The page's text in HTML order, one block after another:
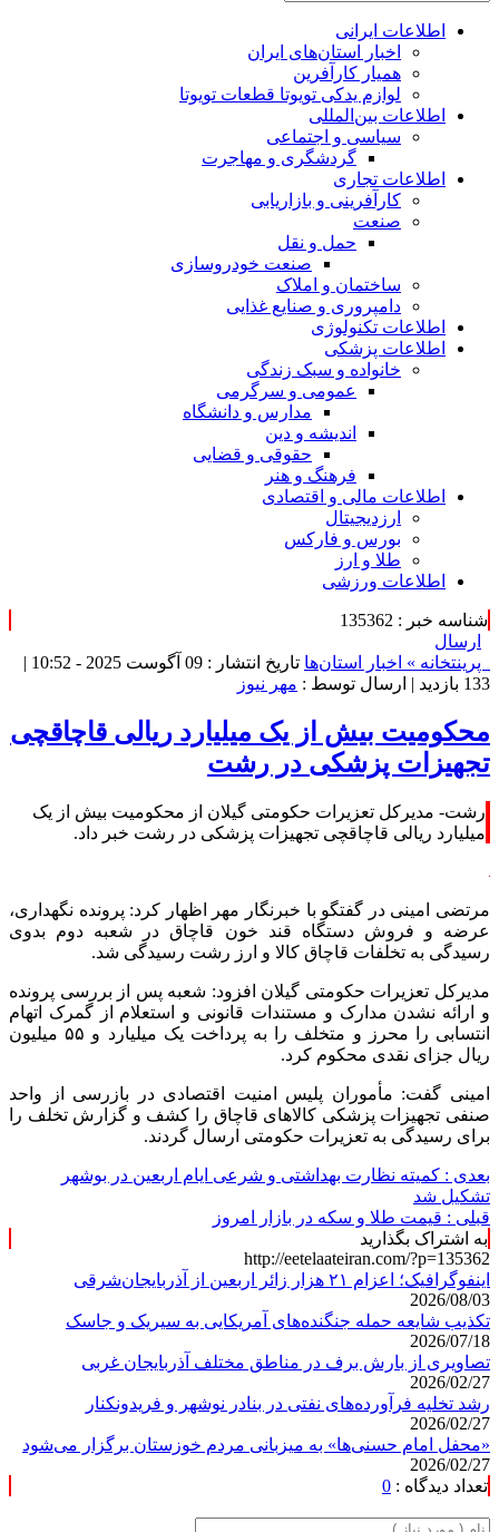
اطلاعات‌ ‎ایرانی
اخبار استان‌های ایران
همیار کارآفرین
لوازم یدکی تویوتا قطعات تویوتا
اطلاعات بین‌المللی
سیاسی و اجتماعی
گردشگری و مهاجرت
اطلاعات تجاری
کارآفرینی و بازاریابی
صنعت
حمل و نقل
صنعت خودروسازی
ساختمان و املاک
دامپروری و صنایع غذایی
اطلاعات تکنولوژی
اطلاعات پزشکی
خانواده و سبک زندگی
عمومی و سرگرمی
مدارس و دانشگاه
اندیشه و دین
حقوقی و قضایی
فرهنگ و هنر
اطلاعات مالی و اقتصادی
ارزدیجیتال
بورس و فارکس
طلا و ارز
اطلاعات ورزشی
شناسه خبر : 135362
ارسال
پرینتخانه » اخبار استان‌ها تاریخ انتشار : 09 آگوست 2025 - 10:52 |
133 بازدید
| ارسال توسط : مهر نیوز
محکومیت بیش از یک میلیارد ریالی قاچاقچی
تجهیزات پزشکی در رشت
رشت- مدیرکل تعزیرات حکومتی گیلان از محکومیت بیش از یک
میلیارد ریالی قاچاقچی تجهیزات پزشکی در رشت خبر داد.
مرتضی امینی در گفتگو با خبرنگار مهر اظهار کرد: پرونده نگهداری،
عرضه و فروش دستگاه قند خون قاچاق در شعبه دوم بدوی
رسیدگی به تخلفات قاچاق کالا و ارز رشت رسیدگی شد.
مدیرکل تعزیرات حکومتی گیلان افزود: شعبه پس از بررسی پرونده
و ارائه نشدن مدارک و مستندات قانونی و استعلام از گمرک اتهام
انتسابی را محرز و متخلف را به پرداخت یک میلیارد و ۵۵ میلیون
ریال جزای نقدی محکوم کرد.
امینی گفت: مأموران پلیس امنیت اقتصادی در بازرسی از واحد
صنفی تجهیزات پزشکی کالاهای قاچاق را کشف و گزارش تخلف را
برای رسیدگی به تعزیرات حکومتی ارسال گردند.
بعدی : کمیته نظارت بهداشتی و شرعی ایام اربعین در بوشهر
تشکیل شد
قبلی : قیمت طلا و سکه در بازار امروز
به اشتراک بگذارید
http://eetelaateiran.com/?p=135362
اینفوگرافیک؛ اعزام ۲۱ هزار زائر اربعین از آذربایجان‌شرقی
2026/08/03
تکذیب شایعه حمله جنگنده‌های آمریکایی به سیریک و جاسک
2026/07/18
تصاویری از بارش برف در مناطق مختلف آذربایجان غربی
2026/02/27
رشد تخلیه فرآورده‌های نفتی در بنادر نوشهر و فریدونکنار
2026/02/27
«محفل امام حسنی‌ها» به میزبانی مردم خوزستان برگزار می‌شود
2026/02/27
تعداد دیدگاه : 0